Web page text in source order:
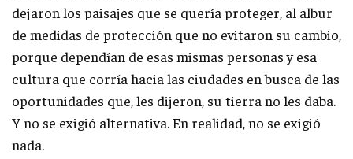
dejaron los paisajes que se quería proteger, al albur
de medidas de protección que no evitaron su cambio,
porque dependían de esas mismas personas y esa
cultura que corría hacia las ciudades en busca de las
oportunidades que, les dijeron, su tierra no les daba.
Y no se exigió alternativa. En realidad, no se exigió
nada.